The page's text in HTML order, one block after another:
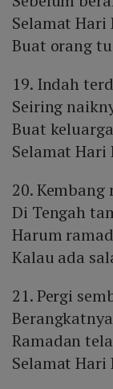
Selamat
Buat orang
19. Indah
Seiring
Buat
Selamat
20.
Di Tengah
Harum
Kalau ada
21. Pergi
Ramadan
Selamat